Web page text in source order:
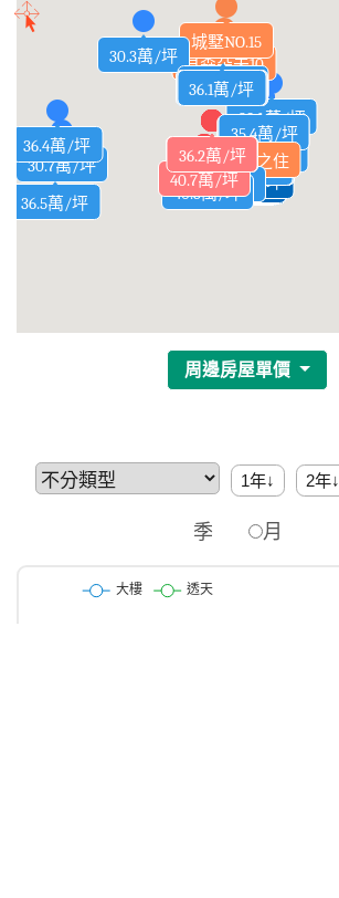
38.3萬/坪
35.9萬/坪
39萬/坪
37.4萬/坪
38.2萬/坪
37.7萬/坪
38萬/坪
39.2萬/坪
43萬/坪
32.8萬/坪
31.8萬/坪
2135.3萬/坪
42.1萬/坪
42.8萬/坪
43.2萬/坪
44.1萬/坪
43.8萬/坪
42.8萬/坪
40.1萬/坪
42.8萬/坪
43萬/坪
42.8萬/坪
42.8萬/坪
41.5萬/坪
42.2萬/坪
41.7萬/坪
42.5萬/坪
42.5萬/坪
42.5萬/坪
41.7萬/坪
42.4萬/坪
42.5萬/坪
35.4萬/坪
28.7萬/坪
29.7萬/坪
31.5萬/坪
白京幸之住
30.7萬/坪
39.5萬/坪
貝森朵夫10
41萬/坪
38萬/坪
41.7萬/坪
42.1萬/坪
36萬/坪
36.8萬/坪
38.8萬/坪
36.3萬/坪
38.3萬/坪
42.2萬/坪
42.8萬/坪
36.4萬/坪
31.5萬/坪
42.9萬/坪
32.3萬/坪
33.7萬/坪
38萬/坪
38萬/坪
39.2萬/坪
36.3萬/坪
36.2萬/坪
37.8萬/坪
41.7萬/坪
城墅NO.15
43.7萬/坪
42.4萬/坪
40.8萬/坪
42.1萬/坪
39.3萬/坪
36.5萬/坪
37.5萬/坪
30.3萬/坪
37.8萬/坪
37.8萬/坪
35.9萬/坪
35.9萬/坪
37.6萬/坪
37.5萬/坪
36.1萬/坪
37.3萬/坪
37.2萬/坪
35.8萬/坪
35.8萬/坪
34.2萬/坪
37.6萬/坪
37.6萬/坪
35.2萬/坪
37.4萬/坪
40.6萬/坪
40.9萬/坪
40.9萬/坪
40.6萬/坪
33.3萬/坪
33.3萬/坪
36.1萬/坪
36.1萬/坪
36.2萬/坪
36.5萬/坪
36.5萬/坪
36.9萬/坪
40.3萬/坪
40.7萬/坪
36.1萬/坪
36.2萬/坪
周邊房屋單價
1年↓ 2年↓
季 月